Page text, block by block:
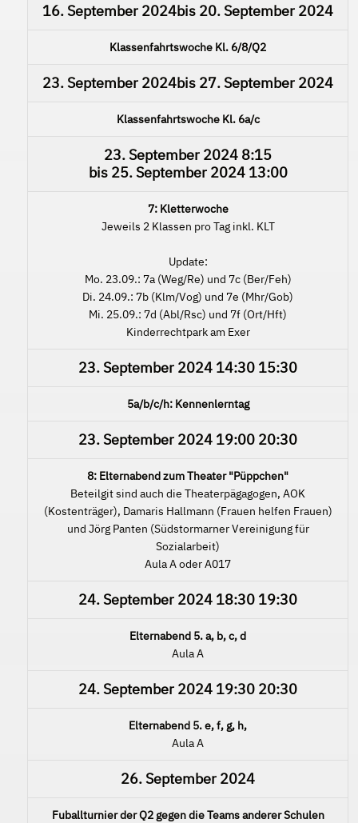
16. September 2024bis 20. September 2024
Klassenfahrtswoche Kl. 6/8/Q2
23. September 2024bis 27. September 2024
Klassenfahrtswoche Kl. 6a/c
23. September 2024 8:15
bis 25. September 202413:00
7: Kletterwoche
Jeweils 2 Klassen pro Tag inkl. KLT
Update:
Mo. 23.09.: 7a (Weg/Re) und 7c (Ber/Feh)
Di. 24.09.: 7b (Klm/Vog) und 7e (Mhr/Gob)
Mi. 25.09.: 7d (Abl/Rsc) und 7f (Ort/Hft)
Kinderrechtpark am Exer
23. September 2024 14:30 15:30
5a/b/c/h: Kennenlerntag
23. September 2024 19:00 20:30
8: Elternabend zum Theater "Püppchen"
Beteilgit sind auch die Theaterpägagogen, AOK
(Kostenträger), Damaris Hallmann (Frauen helfen Frauen)
und Jörg Panten (Südstormarner Vereinigung für
Sozialarbeit)
Aula A oder A017
24. September 2024 18:30 19:30
Elternabend 5. a, b, c, d
Aula A
24. September 2024 19:30 20:30
Elternabend 5. e, f, g, h,
Aula A
26. September 2024
Fuballturnier der Q2 gegen die Teams anderer Schulen